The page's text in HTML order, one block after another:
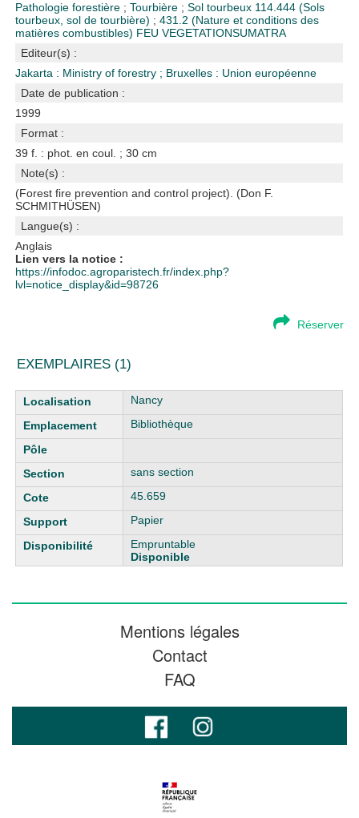
Pathologie forestière ;Tourbière ;Sol tourbeux 114.444 (Sols
tourbeux, sol de tourbière) ;431.2 (Nature et conditions des
matières combustibles) FEU VEGETATIONSUMATRA
Editeur(s) :
Jakarta : Ministry of forestry ; Bruxelles : Union européenne
Date de publication :
1999
Format :
39 f. : phot. en coul. ; 30 cm
Note(s) :
(Forest fire prevention and control project). (Don F.
SCHMITHÜSEN)
Langue(s) :
Anglais
Lien vers la notice :
https://infodoc.agroparistech.fr/index.php?
lvl=notice_display&id=98726
Réserver
EXEMPLAIRES (1)
Liste des exemplaires
Nancy
Bibliothèque
sans section
45.659
Papier
Empruntable
Disponible
Mentions légales
Contact
FAQ